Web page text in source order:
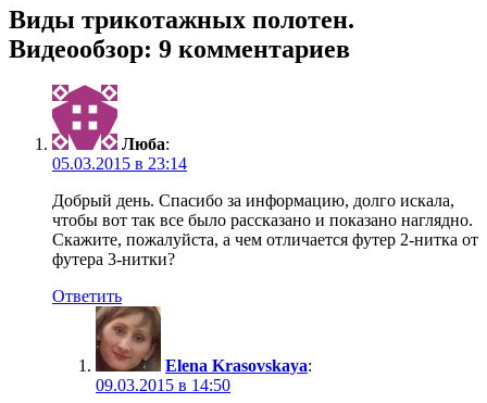
Виды трикотажных полотен.
Видеообзор: 9 комментариев
Люба:
05.03.2015 в 23:14
Добрый день. Спасибо за информацию, долго искала,
чтобы вот так все было рассказано и показано наглядно.
Скажите, пожалуйста, а чем отличается футер 2-нитка от
футера 3-нитки?
Ответить
Elena Krasovskaya:
09.03.2015 в 14:50